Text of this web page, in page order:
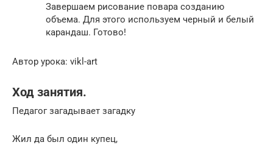
Завершаем рисование повара созданию
объема. Для этого используем черный и белый
карандаш. Готово!
Автор урока: vikl-art
Ход занятия.
Педагог загадывает загадку
Жил да был один купец,